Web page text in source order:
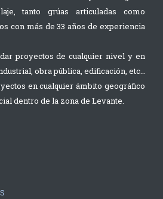
con grúa de
220tns Terex
Explorer 5800
Carga de
tanto grúas articuladas como
con más de 33 años de experiencia
proyectos de cualquier nivel y en
obra pública, edificación, etc…
en cualquier ámbito geográfico
dentro de la zona de Levante.